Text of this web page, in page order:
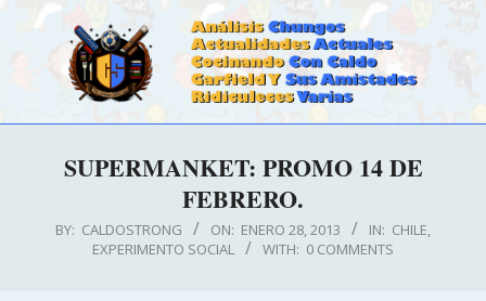
CALDOSTRONG.COM
NavigationSUPERMANKET: PROMO 14 DE
FEBRERO.
BY: CALDOSTRONG ON: ENERO 28, 2013 IN: CHILE
EXPERIMENTO SOCIAL
WITH: 0 COMMENTS